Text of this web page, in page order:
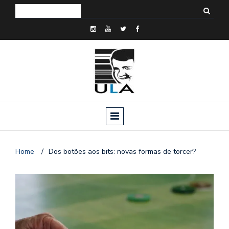
Home / Dos botões aos bits: novas formas de torcer?